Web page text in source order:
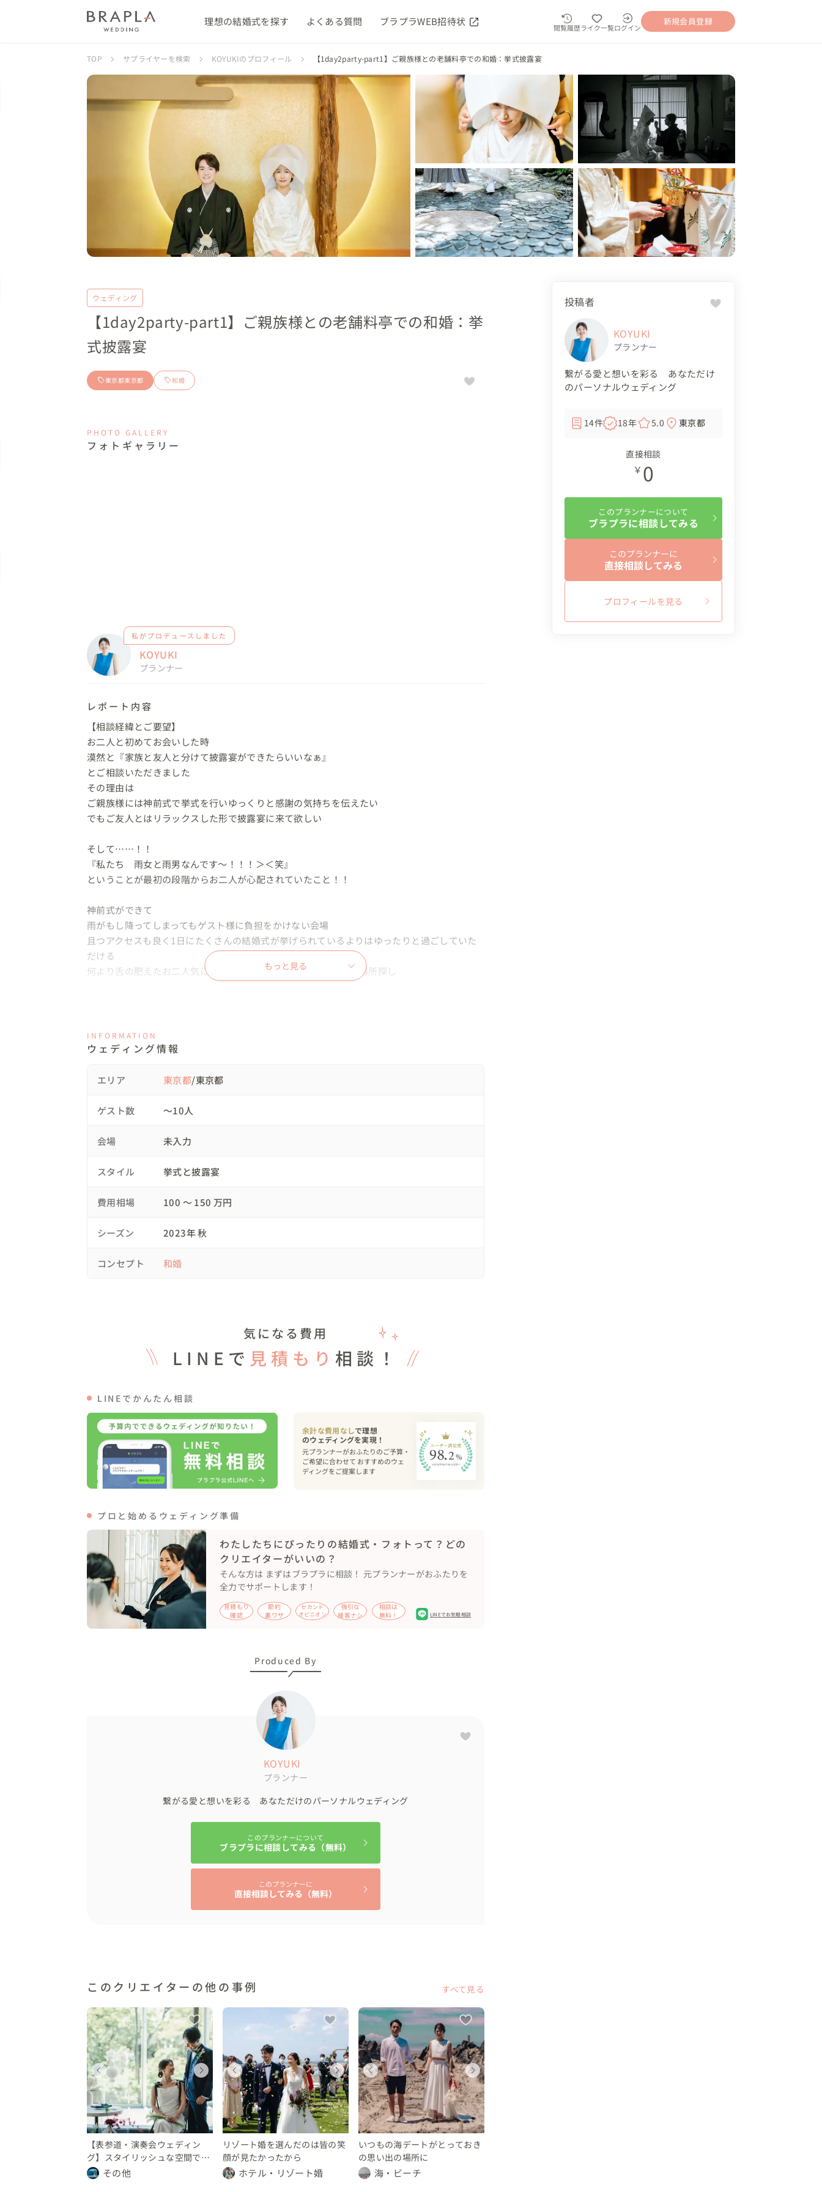
理想の結婚式を探す よくある質問 ブラプラWEB招待状 閲覧履歴ライク一覧ログイン
新規会員登録
TOP サプライヤーを検索 KOYUKIのプロフィール 【1day2party-part1】ご親族様との老舗料亭での和婚：挙式披露宴
ウェディング
【1day2party-part1】ご親族様との老舗料亭での和婚：挙
式披露宴
東京都東京都 和婚
PHOTO GALLERY
フォトギャラリー
私がプロデュースしました
KOYUKI
プランナー
レポート内容
【相談経緯とご要望】
お二人と初めてお会いした時
漠然と『家族と友人と分けて披露宴ができたらいいなぁ』
とご相談いただきました
その理由は
ご親族様には神前式で挙式を行いゆっくりと感謝の気持ちを伝えたい
でもご友人とはリラックスした形で披露宴に来て欲しい
そして……！！
『私たち　雨女と雨男なんです〜！！！＞＜笑』
ということが最初の段階からお二人が心配されていたこと！！
神前式ができて
雨がもし降ってしまってもゲスト様に負担をかけない会場
且つアクセスも良く1日にたくさんの結婚式が挙げられているよりはゆったりと過ごしていた
だける
何より舌の肥えたお二人気に入っていただけるお料理が美味しい場所探し
お二人自身もいくつか会場を見学に行かれていましたが
と　お手伝いをさせていただけることとなりました
【コンセプト】
で構成をしていったのでまずはご親族様とのご結婚式のイメージをすり合わせ
お二人とご家族のお話などしていると
厳格な親御様なのだなと感じました
綺麗めでしっかりとした中にもお二人らしい個性をポイントに考えました
【コーディネート】
パーソナルカラー（オータム）に合わせて黄色みを感じる白で選びました
最近では掛下（内側の着物）を白いものから変える方もいらっしゃいますが
今回は"綺麗め"であることもコンセプトなので
で選びました（ドレスはパート②でご紹介します）
また会場コーディネートは
時期的なものとご新婦様のパーソナルカラーよりオータムカラーで統一
ご新婦様が好きなオレンジを基調に少しコントラストを感じる濃い色味も得意なため
赤をポイントに装花のダリアで調整
少し繊細な線的な花材も得意なため
装花が決まった後は
・テーブルクロス・テーブルランナー・ナフキン・懐石盆
のコーディネートです
"綺麗めに感じながらもお二人らしい個性"
を考えた時に
"質感は綺麗なもので色にコントラストの強いものを持ってきてもまとまる"
・コントラストをつける少しマット和柄のシルバーランナー（ゴールドだと強すぎると判断）
・ランナーのゴールドがマッチする黒×ゴールドの懐石盆
ここは想像をしていただくしかない工程になりますが
会場でイメージを合わせながら決定していき
当日はとても綺麗ですが個性も感じるコーディネートが出来ました
前撮りのように撮影場所がたくさんある会場をフルに使わせていただき
個室でのお母様からの紅差しの儀を
皆様うるうるされていて素敵な時間でした
挙式は厳かに
披露宴は和やかに執り行われました
和婚ならではの何か１つのイベント
"両家水合わせの儀"
も意味合いなどを司会から伝えながらとても素敵に執り行われました
家族の愛に包まれた空間は本当に温かく
全員が涙のとまらない時間となりました
【こんな人におすすめ】
もっと見る
INFORMATION
ウェディング情報
エリア 東京都/東京都
ゲスト数 〜10人
会場 未入力
スタイル 挙式と披露宴
費用相場 100 〜 150 万円
シーズン 2023年 秋
コンセプト 和婚
気になる費用
LINEで 見積もり 相談！
LINEでかんたん相談
余計な費用なしで理想
元プランナーがおふたりのご予算・
ご希望に合わせて おすすめのウェ
ディングをご提案します
プロと始めるウェディング準備
わたしたちにぴったりの結婚式・フォトって？どの
クリエイターがいいの？
そんな方は まずはブラプラに相談！ 元プランナーがおふたりを
全力でサポートします！
見積もり
確認
節約
裏ワザ
セカンド
オピニオン
強引な
接客ナシ
相談は
無料！
LINEでお気軽相談
Produced By
KOYUKI
プランナー
繋がる愛と想いを彩る あなただけのパーソナルウェディング
このプランナーについて
ブラプラに相談してみる（無料）
このプランナーに
直接相談してみる（無料）
このクリエイターの他の事例 すべて見る
ウェディング
東京都
150 〜 200 万円
ウェディング
東京都
150 〜 200 万円
ウェディング
東京都
150 〜 200 万円
【表参道・演奏会ウェディン
グ】スタイリッシュな空間でご
友人だけの結婚式を
その他
ウェディング
神奈川県
250 〜 300 万円
ウェディング
神奈川県
250 〜 300 万円
ウェディング
神奈川県
250 〜 300 万円
リゾート婚を選んだのは皆の笑
顔が見たかったから
ホテル・リゾート婚
ウェディングフォト
神奈川県
10 〜 30 万円
ウェディングフォト
神奈川県
10 〜 30 万円
ウェディングフォト
神奈川県
10 〜 30 万円
いつもの海デートがとっておき
の思い出の場所に
海・ビーチ
投稿者
KOYUKI
プランナー
繋がる愛と想いを彩る あなただけ
のパーソナルウェディング
14件 18年 5.0 東京都
直接相談
￥ 0
このプランナーについて
ブラプラに相談してみる
このプランナーに
直接相談してみる
プロフィールを見る